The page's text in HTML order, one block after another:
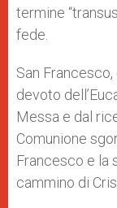
termine
fede.
San
devoto
Messa e dal
Comunione
Francesco e la
cammino di